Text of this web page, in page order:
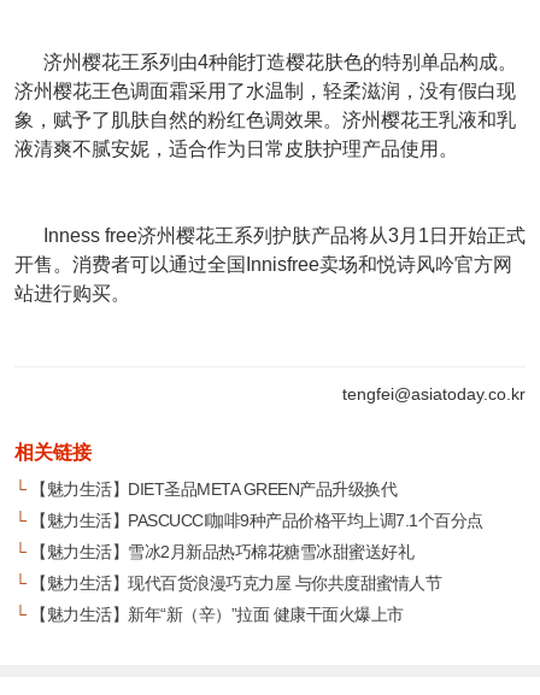
济州樱花王系列由4种能打造樱花肤色的特别单品构成。
济州樱花王色调面霜采用了水温制，轻柔滋润，没有假白现
象，赋予了肌肤自然的粉红色调效果。济州樱花王乳液和乳
液清爽不腻安妮，适合作为日常皮肤护理产品使用。
Inness free济州樱花王系列护肤产品将从3月1日开始正式
开售。消费者可以通过全国Innisfree卖场和悦诗风吟官方网
站进行购买。
tengfei@asiatoday.co.kr
相关链接
└【魅力生活】DIET圣品META GREEN产品升级换代
└【魅力生活】PASCUCCI咖啡9种产品价格平均上调7.1个百分点
└【魅力生活】雪冰2月新品热巧棉花糖雪冰甜蜜送好礼
└【魅力生活】现代百货浪漫巧克力屋 与你共度甜蜜情人节
└【魅力生活】新年“新（辛）”拉面 健康干面火爆上市